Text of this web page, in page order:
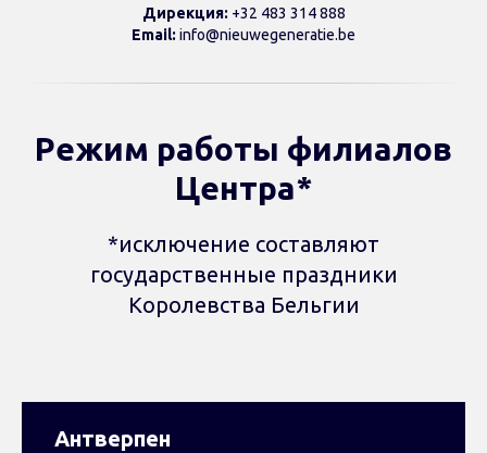
Дирекция: +32 483 314 888
Email: info@nieuwegeneratie.be
Режим работы филиалов
Центра*
*исключение составляют
государственные праздники
Королевства Бельгии
Антверпен